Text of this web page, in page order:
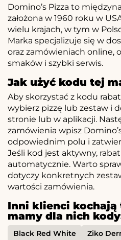
Domino’s Pizza to
założona w 1960 roku w
wielu krajach, w tym w
Marka specjalizuje się w
oraz zamówieniach online,
smaków i szybki serwis.
Jak użyć kodu tej
Aby skorzystać z kodu
wybierz pizzę lub zestaw i
stronie lub w aplikacji.
zamówienia wpisz
odpowiednim polu i
Jeśli kod jest aktywny,
automatycznie. Warto
dotyczy konkretnych
wartości zamówienia.
Inni klienci kochają
mamy dla nich
Black Red White Ziko